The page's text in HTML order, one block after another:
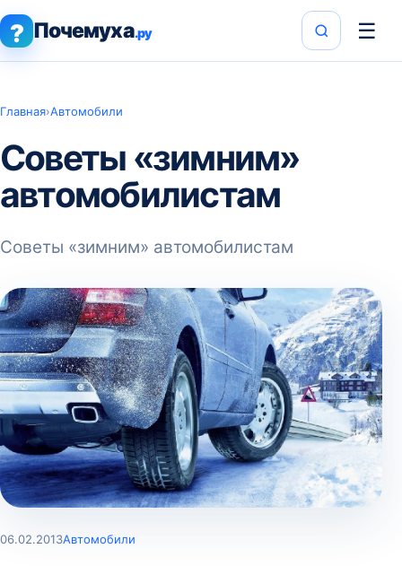
? Почемуха.ру ☰
Главная›Автомобили
Советы «зимним»
автомобилистам
Советы «зимним» автомобилистам
06.02.2013Автомобили